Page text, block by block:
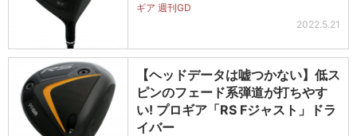
ギア 週刊GD
2022.5.21
【ヘッドデータは嘘つかない】低ス
ピンのフェード系弾道が打ちやす
い! プロギア「RS Fジャスト」ドラ
イバー